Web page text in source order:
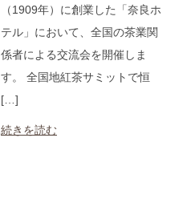
（1909年）に創業した「奈良ホ
テル」において、全国の茶業関
係者による交流会を開催しま
す。 全国地紅茶サミットで恒
[…]
続きを読む